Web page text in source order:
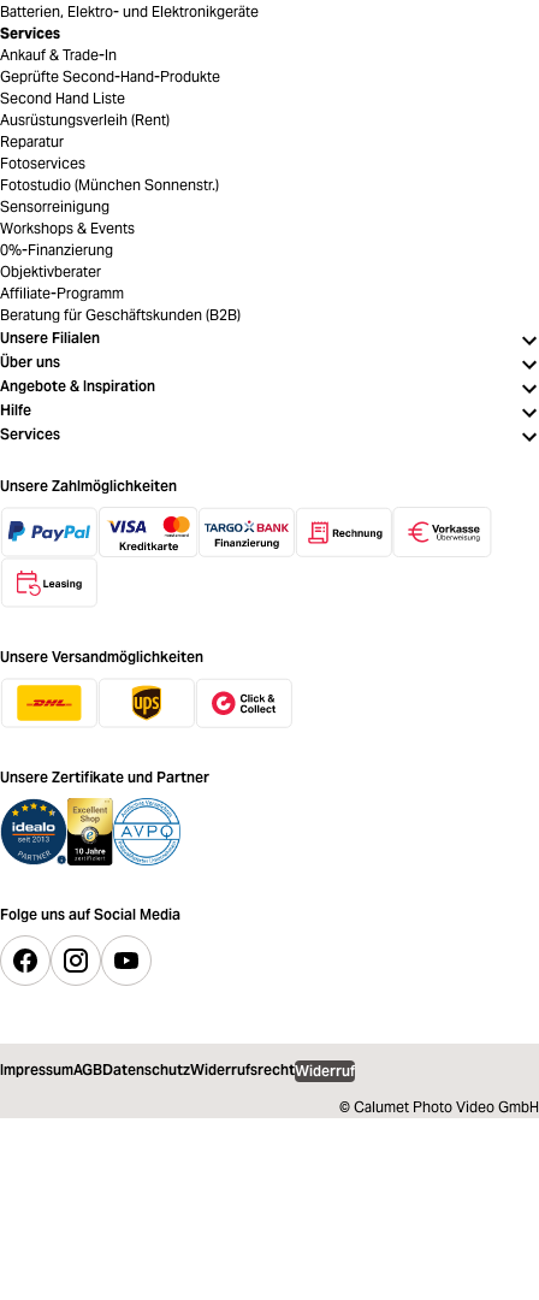
Batterien, Elektro- und Elektronikgeräte
Services
Ankauf & Trade-In
Geprüfte Second-Hand-Produkte
Second Hand Liste
Ausrüstungsverleih (Rent)
Reparatur
Fotoservices
Fotostudio (München Sonnenstr.)
Sensorreinigung
Workshops & Events
0%-Finanzierung
Objektivberater
Affiliate-Programm
Beratung für Geschäftskunden (B2B)
Unsere Filialen
Über uns
Angebote & Inspiration
Hilfe
Services
Unsere Zahlmöglichkeiten
Unsere Versandmöglichkeiten
Unsere Zertifikate und Partner
Folge uns auf Social Media
ImpressumAGBDatenschutzWiderrufsrechtWiderruf
© Calumet Photo Video GmbH